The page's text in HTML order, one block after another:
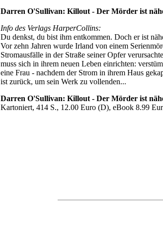
Darren O'Sullivan: Killout - Der Mörder ist
Info des Verlags HarperCollins:
Du denkst, du bist ihm entkommen. Doch er ist
Vor zehn Jahren wurde Irland von einem
Stromausfälle in der Straße seiner Opfer
muss sich in ihrem neuen Leben einrichten:
eine Frau - nachdem der Strom in ihrem Haus
ist zurück, um sein Werk zu vollenden...
Darren O'Sullivan: Killout - Der Mörder ist
Kartoniert, 414 S., 12.00 Euro (D), eBook 8.99